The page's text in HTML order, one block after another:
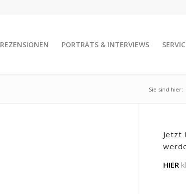
REZENSIONEN PORTRÄTS & INTERVIEWS
Sie sind hier:
Jetzt
HIER